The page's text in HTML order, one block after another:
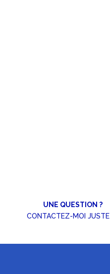
UNE QUESTION ?
CONTACTEZ-MOI JUSTE